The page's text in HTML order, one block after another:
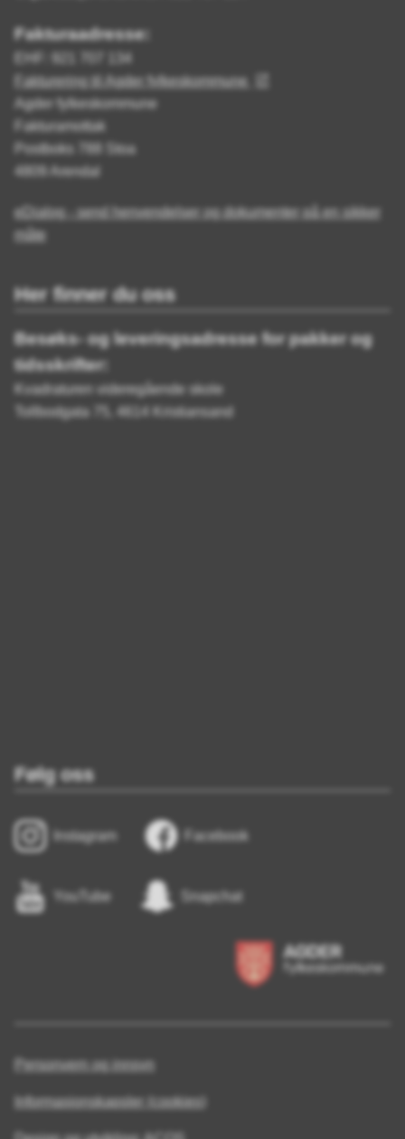
Fakturaadresse:
EHF: 921 707 134
Fakturering til Agder fylkeskommune
Agder fylkeskommune
Fakturamottak
Postboks 788 Stoa
4809 Arendal
eDialog - send henvendelser og dokumenter på en sikker
måte
Her finner du oss
Besøks- og leveringsadresse for pakker og
tidsskrifter:
Kvadraturen videregående skole
Tollbodgata 75, 4614 Kristiansand
Følg oss
Instagram Facebook
YouTube Snapchat
Personvern og innsyn
Informasjonskapsler (cookies)